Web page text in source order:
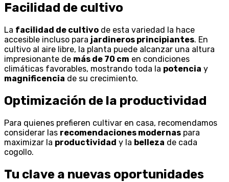
Facilidad de cultivo
La facilidad de cultivo de esta variedad la hace
accesible incluso para jardineros principiantes. En
cultivo al aire libre, la planta puede alcanzar una altura
impresionante de más de 70 cm en condiciones
climáticas favorables, mostrando toda la potencia y
magnificencia de su crecimiento.
Optimización de la productividad
Para quienes prefieren cultivar en casa, recomendamos
considerar las recomendaciones modernas para
maximizar la productividad y la belleza de cada
cogollo.
Tu clave a nuevas oportunidades